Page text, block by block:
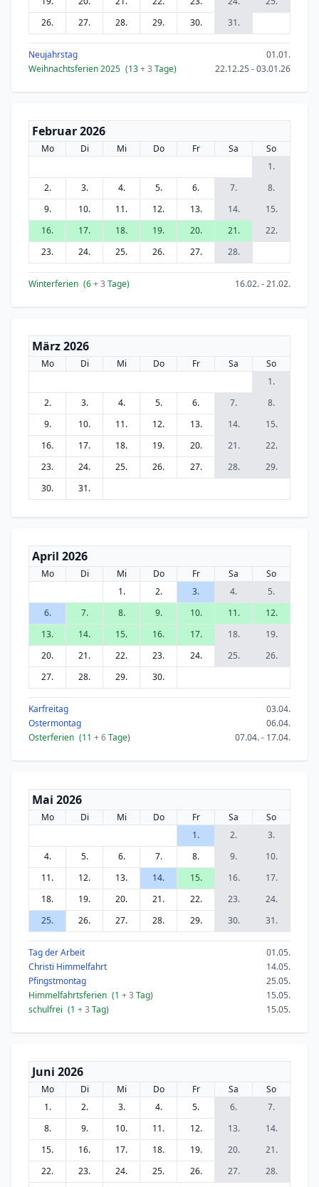
26.
27. 28. 29. 30. 31.
Neujahrstag
01.01.
Weihnachtsferien 2025 (13+ 3 Tage) 22.12.25 - 03.01.26
Februar 2026
Mo Di Mi Do Fr Sa
So
1.
2.
3. 4. 5. 6. 7.
8.
9.
10. 11. 12. 13. 14.
15.
16.
17. 18. 19. 20. 21.
22.
23.
24. 25. 26. 27. 28.
Winterferien (6+ 3 Tage) 16.02. - 21.02.
März 2026
Mo Di Mi Do Fr Sa
So
1.
2.
3. 4. 5. 6. 7.
8.
9.
10. 11. 12. 13. 14.
15.
16.
17. 18. 19. 20. 21.
22.
23.
24. 25. 26. 27. 28.
29.
30.
31.
April 2026
Mo Di Mi Do Fr Sa
So
1.
2. 3. 4.
5.
6.
7. 8. 9. 10. 11.
12.
13.
14. 15. 16. 17. 18.
19.
20.
21. 22. 23. 24. 25.
26.
27.
28. 29. 30.
Karfreitag
03.04.
Ostermontag
06.04.
Osterferien (11 + 6Tage) 07.04. - 17.04.
Mai 2026
Mo Di Mi Do Fr Sa
So
1.
2.
3.
4.
5. 6. 7. 8. 9.
10.
11.
12. 13. 14. 15. 16.
17.
18.
19. 20. 21. 22. 23.
24.
25.
26. 27. 28. 29. 30. 31.
Tag der Arbeit
01.05.
Christi Himmelfahrt
14.05.
Pfingstmontag
25.05.
Himmelfahrtsferien (1 + 3 Tag)
15.05.
schulfrei (1 + 3 Tag) 15.05.
Juni 2026
Mo Di Mi Do Fr Sa
So
1.
2. 3. 4. 5. 6.
7.
8.
9. 10. 11. 12. 13.
14.
15.
16. 17. 18. 19. 20.
21.
22.
23. 24. 25. 26. 27.
28.